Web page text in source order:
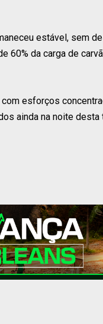
estável, sem
60% da carga de
esforços
ainda na noite desta